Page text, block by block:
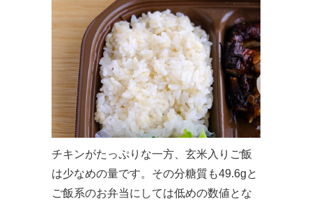
チキンがたっぷりな一方、玄米入りご飯
は少なめの量です。その分糖質も49.6gと
ご飯系のお弁当にしては低めの数値とな